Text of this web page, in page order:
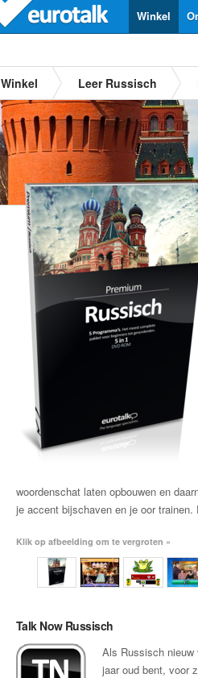
Winkel
Winkel Leer Russisch
woordenschat laten opbouwen en
je accent bijschaven en je oor
Klik op afbeelding om te vergroten »
Talk Now Russisch
Als Russisch
jaar oud bent, voor